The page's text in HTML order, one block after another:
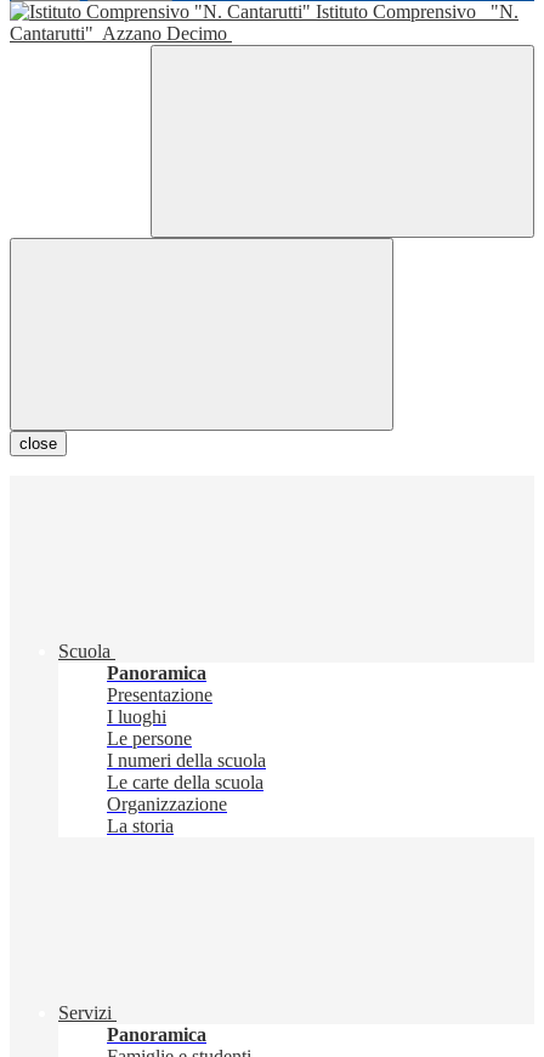
Istituto Comprensivo
"N.
Cantarutti" Azzano Decimo
close
Scuola
Panoramica
Presentazione
I luoghi
Le persone
I numeri della scuola
Le carte della scuola
Organizzazione
La storia
Servizi
Panoramica